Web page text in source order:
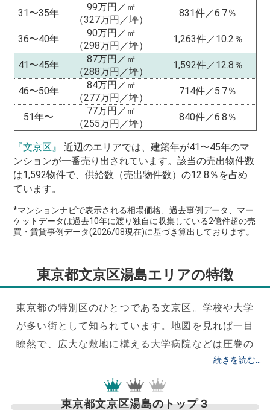
31〜35年
99万円／㎡
（327万円／坪）
831件／6.7％
36〜40年
90万円／㎡
（298万円／坪）
1,263件／10.2％
41〜45年
87万円／㎡
（288万円／坪）
1,592件／12.8％
46〜50年
84万円／㎡
（277万円／坪）
714件／5.7％
51年〜
77万円／㎡
（255万円／坪）
840件／6.8％
『文京区』
近辺のエリアでは、建築年が41〜45年のマ
ンションが一番売り出されています。該当の売出物件数
は1,592物件で、供給数（売出物件数）の12.8％を占め
ています。
*マンションナビで表示される相場価格、過去事例データ、マー
ケットデータは過去10年に渡り独自に収集している2億件超の売
買・賃貸事例データ(2026/08現在)に基づき算出しております。
東京都文京区湯島エリアの特徴
東京都の特別区のひとつである文京区。 学校や大学
が多い街として知られています。地図を見れば一目
瞭然で、広大な敷地に構える大学病院などは圧巻の
冒頭でもお伝えいたしました
が、ここ文京区エリアはなんといっても「学校・大
学」が多いです。文京区のホームページをみるとお
東京都文京区湯島のトップ３